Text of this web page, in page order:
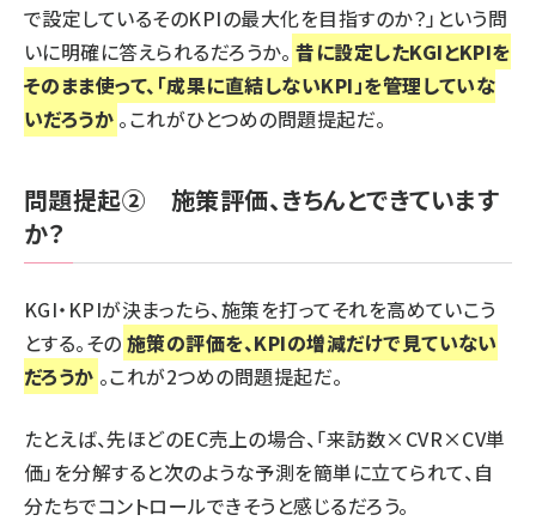
で設定しているそのKPIの最大化を目指すのか？」という問
いに明確に答えられるだろうか。 昔に設定したKGIとKPIを
そのまま使って、「成果に直結しないKPI」を管理していな
いだろうか 。これがひとつめの問題提起だ。
問題提起② 施策評価、きちんとできています
か？
KGI・KPIが決まったら、施策を打ってそれを高めていこう
とする。その 施策の評価を、KPIの増減だけで見ていない
だろうか 。これが2つめの問題提起だ。
たとえば、先ほどのEC売上の場合、「来訪数×CVR×CV単
価」を分解すると次のような予測を簡単に立てられて、自
分たちでコントロールできそうと感じるだろう。